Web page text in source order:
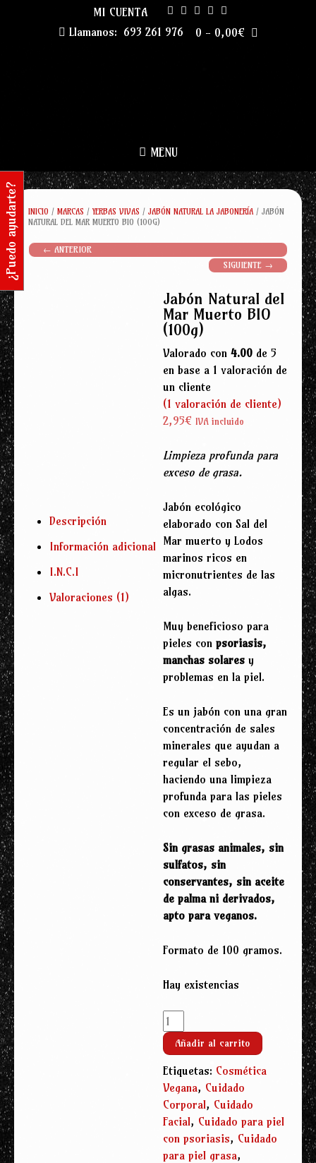
MI CUENTA
Llamanos: 693 261 976 0 - 0,00€
MENU
INICIO / MARCAS /YERBAS VIVAS / JABÓN NATURAL LA JABONERÍA / JABÓN
NATURAL DEL MAR MUERTO BIO (100G)
← ANTERIOR
SIGUIENTE →
Jabón Natural del
Mar Muerto BIO
(100g)
Valorado con4.00 de 5
en base a1 valoración de
un cliente
(1 valoración de cliente)
2,95€ IVA incluido
Limpieza profunda para
exceso de grasa.
Jabón ecológico
elaborado con Sal del
Mar muerto y Lodos
marinos ricos en
micronutrientes de las
algas.
Muy beneficioso para
pieles conpsoriasis,
manchas solares y
problemas en la piel.
Es un jabón con una gran
concentración de sales
minerales que ayudan a
regular el sebo,
haciendo una limpieza
profunda para las pieles
con exceso de grasa.
Sin grasas animales, sin
sulfatos, sin
conservantes, sin aceite
de palma ni derivados,
apto para veganos.
Formato de 100 gramos.
Hay existencias
Jabón
Natural
del
Mar
Muerto
BIO
(100g)
cantidad
Añadir al carrito
Etiquetas: Cosmética
Vegana, Cuidado
Corporal, Cuidado
Facial, Cuidado para piel
con psoriasis, Cuidado
para piel grasa,
Descripción
Información adicional
I.N.C.I
Valoraciones (1)
¿Puedo ayudarte?